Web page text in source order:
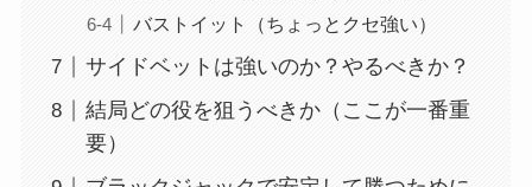
バストイット（ちょっとクセ強い）
サイドベットは強いのか？やるべきか？
結局どの役を狙うべきか（ここが一番重
要）